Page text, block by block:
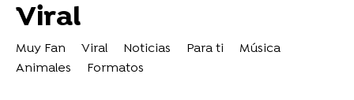
Viral
Muy Fan Viral Noticias Para ti
Música
Animales
Formatos